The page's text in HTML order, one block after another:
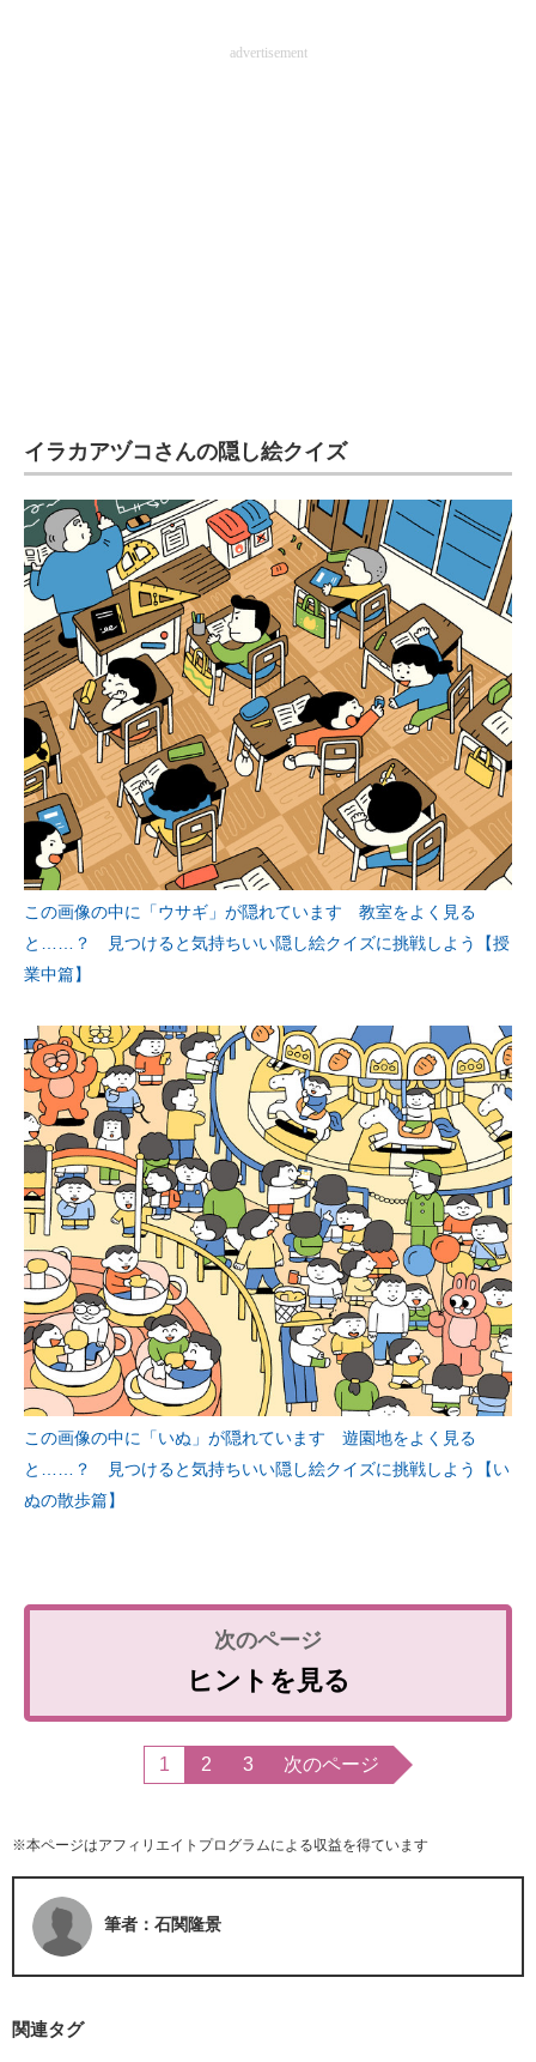
advertisement
イラカアヅコさんの隠し絵クイズ
この画像の中に「ウサギ」が隠れています 教室をよく見る
と……？ 見つけると気持ちいい隠し絵クイズに挑戦しよう【授
業中篇】
この画像の中に「いぬ」が隠れています 遊園地をよく見る
と……？ 見つけると気持ちいい隠し絵クイズに挑戦しよう【い
ぬの散歩篇】
ヒントを見る
1 2 3 次のページ
※本ページはアフィリエイトプログラムによる収益を得ています
筆者：石関隆景
関連タグ